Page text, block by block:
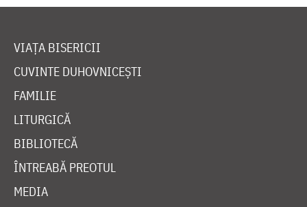
VIAȚA BISERICII
CUVINTE DUHOVNICEȘTI
FAMILIE
LITURGICĂ
BIBLIOTECĂ
ÎNTREABĂ PREOTUL
MEDIA